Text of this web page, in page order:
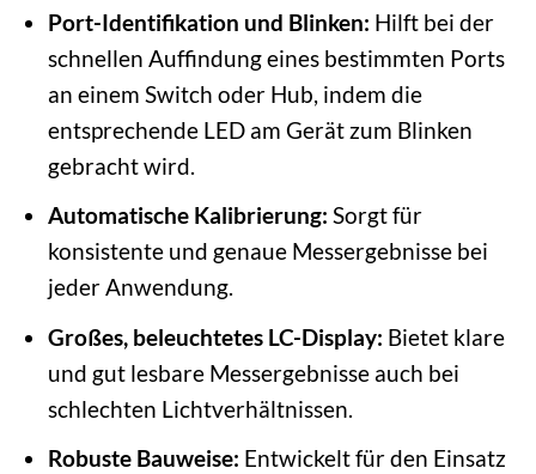
Port-Identifikation und Blinken: Hilft bei der
schnellen Auffindung eines bestimmten Ports
an einem Switch oder Hub, indem die
entsprechende LED am Gerät zum Blinken
gebracht wird.
Automatische Kalibrierung: Sorgt für
konsistente und genaue Messergebnisse bei
jeder Anwendung.
Großes, beleuchtetes LC-Display: Bietet klare
und gut lesbare Messergebnisse auch bei
schlechten Lichtverhältnissen.
Robuste Bauweise: Entwickelt für den Einsatz